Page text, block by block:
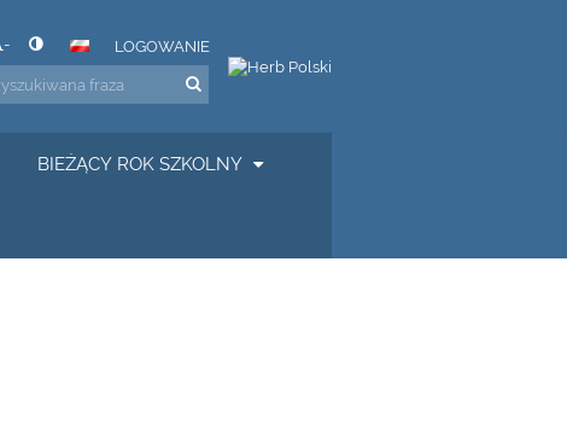
- LOGOWANIE
BIEŻĄCY ROK SZKOLNY